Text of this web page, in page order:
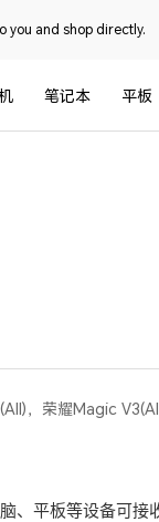
you and shop directly.
笔记本 平板
、平板等设备可接